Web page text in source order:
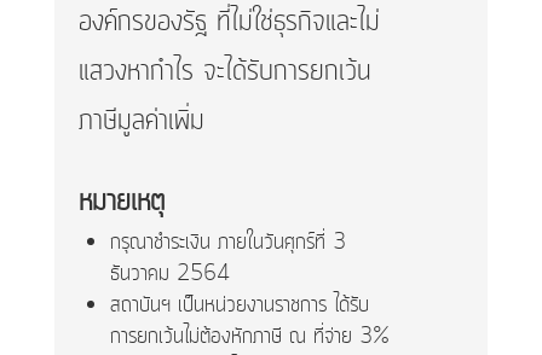
องค์กรของรัฐ ที่ไม่ใช่ธุรกิจและไม่
แสวงหากำไร จะได้รับการยกเว้น
ภาษีมูลค่าเพิ่ม
หมายเหตุ
กรุณาชำระเงิน ภายในวันศุกร์ที่ 3
ธันวาคม 2564
สถาบันฯ เป็นหน่วยงานราชการ ได้รับ
การยกเว้นไม่ต้องหักภาษี ณ ที่จ่าย 3%